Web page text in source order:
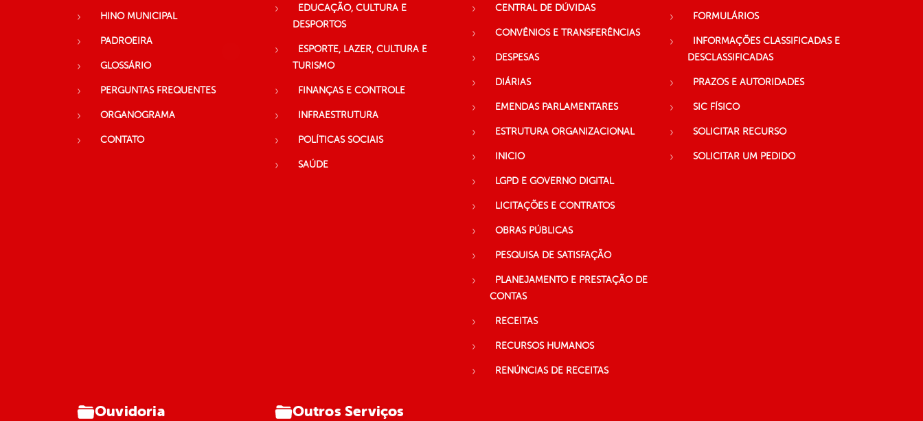
HINO MUNICIPAL
PADROEIRA
GLOSSÁRIO
PERGUNTAS FREQUENTES
ORGANOGRAMA
CONTATO
EDUCAÇÃO, CULTURA E
DESPORTOS
ESPORTE, LAZER, CULTURA E
TURISMO
FINANÇAS E CONTROLE
INFRAESTRUTURA
POLÍTICAS SOCIAIS
SAÚDE
CENTRAL DE DÚVIDAS
CONVÊNIOS E TRANSFERÊNCIAS
DESPESAS
DIÁRIAS
EMENDAS PARLAMENTARES
ESTRUTURA ORGANIZACIONAL
INICIO
LGPD E GOVERNO DIGITAL
LICITAÇÕES E CONTRATOS
OBRAS PÚBLICAS
PESQUISA DE SATISFAÇÃO
PLANEJAMENTO E PRESTAÇÃO DE
CONTAS
RECEITAS
RECURSOS HUMANOS
RENÚNCIAS DE RECEITAS
FORMULÁRIOS
INFORMAÇÕES CLASSIFICADAS E
DESCLASSIFICADAS
PRAZOS E AUTORIDADES
SIC FÍSICO
SOLICITAR RECURSO
SOLICITAR UM PEDIDO
Ouvidoria Outros Serviços